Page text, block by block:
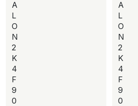
A
L
O
N
2
K
4
F
9
0
A
L
O
N
2
K
4
F
9
0